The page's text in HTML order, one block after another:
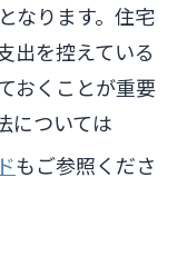
なります。住宅
出を控えている
おくことが重要
については
もご参照くださ